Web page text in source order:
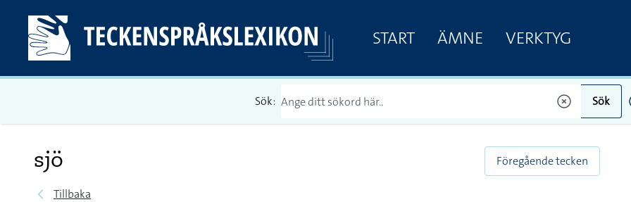
START ÄMNE VERKTYG
Sök: Sök
sjö
Tillbaka
Föregående tecken